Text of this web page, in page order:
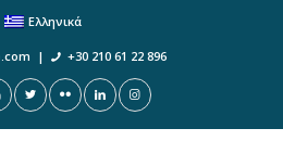
Ελληνικά
| +30 210 61 22 896